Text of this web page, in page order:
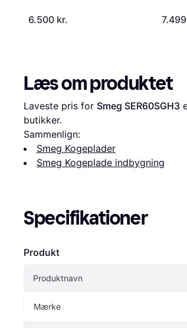
6.500 kr.
Læs om produktet
Laveste pris for Smeg SER60SGH3
butikker.
Sammenlign:
Smeg Kogeplader
Smeg Kogeplade indbygning
Specifikationer
Produkt
Produktnavn
Mærke